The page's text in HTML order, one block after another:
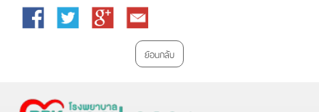
Facebook Twitter
Google
Email
ย้อนกลับ